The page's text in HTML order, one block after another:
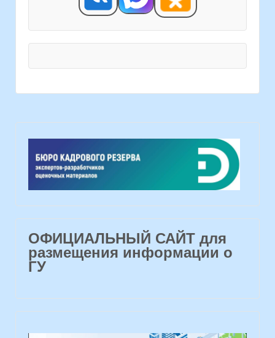
ОФИЦИАЛЬНЫЙ САЙТ для
размещения информации о
ГУ